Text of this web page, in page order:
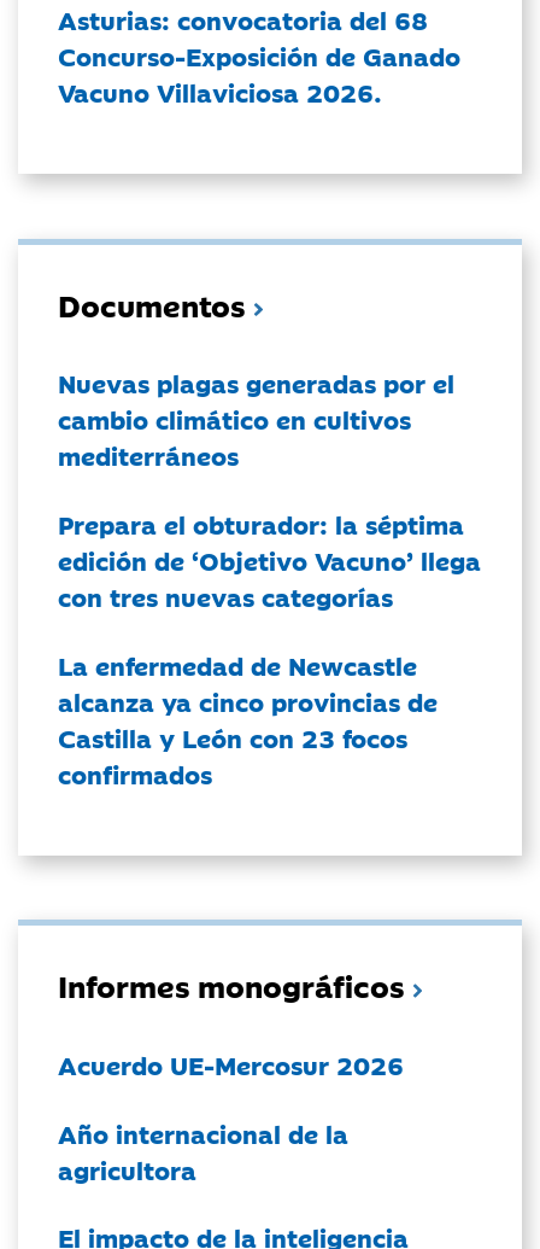
Asturias: convocatoria del 68
Concurso-Exposición de Ganado
Vacuno Villaviciosa 2026.
Documentos
Nuevas plagas generadas por el
cambio climático en cultivos
mediterráneos
Prepara el obturador: la séptima
edición de ‘Objetivo Vacuno’ llega
con tres nuevas categorías
La enfermedad de Newcastle
alcanza ya cinco provincias de
Castilla y León con 23 focos
confirmados
Informes monográficos
Acuerdo UE-Mercosur 2026
Año internacional de la
agricultora
El impacto de la inteligencia